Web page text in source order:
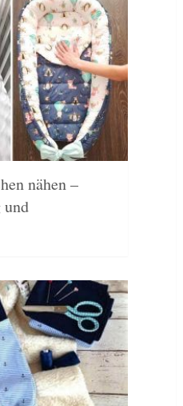
nähen –